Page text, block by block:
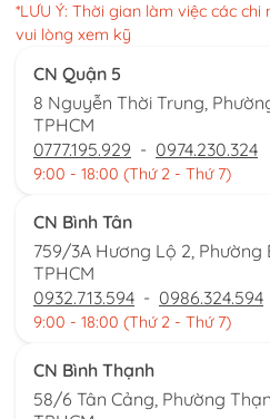
*LƯU Ý: Thời gian làm việc các
vui lòng xem kỹ
CN Quận 5
8 Nguyễn Thời Trung,
TPHCM
0777.195.929 - 0974.230.324
9:00 - 18:00 (Thứ 2 - Thứ 7)
CN Bình Tân
759/3A Hương Lộ 2, Phường
TPHCM
0932.713.594 - 0986.324.594
9:00 - 18:00 (Thứ 2 - Thứ 7)
CN Bình Thạnh
58/6 Tân Cảng, Phường